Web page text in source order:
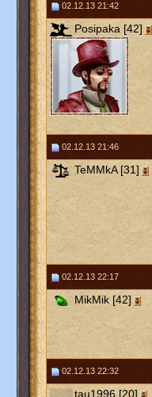
02.12.13 21:42
Posipaka [42]
02.12.13 21:46
TeMMkA [31]
02.12.13 22:17
MikMik [42]
02.12.13 22:32
tau1996 [20]